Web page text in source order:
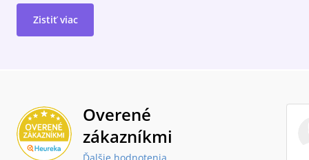
Zistiť viac
Overené
zákazníkmi